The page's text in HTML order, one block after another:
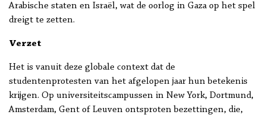
Arabische staten en Israël, wat de oorlog in Gaza op het spel
dreigt te zetten.
Verzet
Het is vanuit deze globale context dat de
studentenprotesten van het afgelopen jaar hun betekenis
krijgen. Op universiteitscampussen in New York, Dortmund,
Amsterdam, Gent of Leuven ontsproten bezettingen, die,